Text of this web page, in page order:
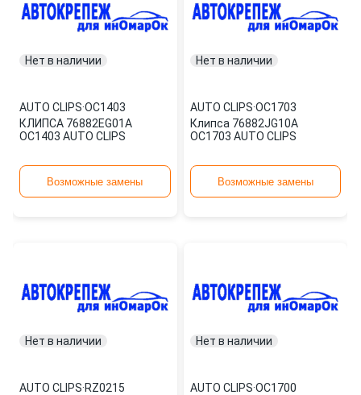
Нет в наличии
AUTO CLIPS·OC1403
КЛИПСА 76882EG01A
OC1403 AUTO CLIPS
Возможные замены
Нет в наличии
AUTO CLIPS·OC1703
Клипса 76882JG10A
OC1703 AUTO CLIPS
Возможные замены
Нет в наличии
AUTO CLIPS·RZ0215
Нет в наличии
AUTO CLIPS·OC1700